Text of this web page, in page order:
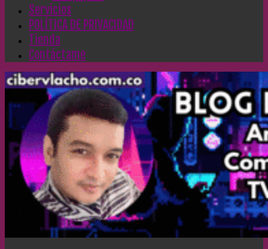
Servicios
POLÍTICA DE PRIVACIDAD
Tienda
Contáctame